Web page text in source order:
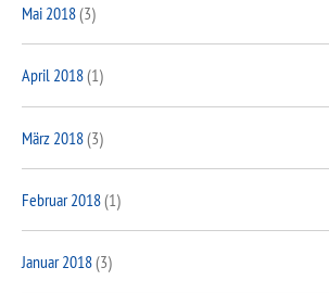
Mai 2018(3)
April 2018(1)
März 2018(3)
Februar 2018(1)
Januar 2018(3)